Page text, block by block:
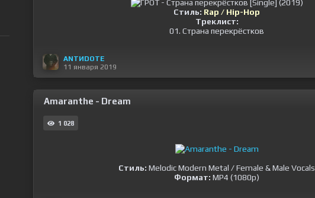
Стиль: Rap / Hip-Hop
Треклист:
01. Страна перекрёстков
ANTИDOTE
11 января 2019
Amaranthe - Dream
1 028
Стиль: Melodic Modern Metal / Female & Male Vocals
Формат: MP4 (1080p)